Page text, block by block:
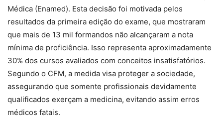
Médica (Enamed). Esta decisão foi motivada pelos
resultados da primeira edição do exame, que mostraram
que mais de 13 mil formandos não alcançaram a nota
mínima de proficiência. Isso representa aproximadamente
30% dos cursos avaliados com conceitos insatisfatórios.
Segundo o CFM, a medida visa proteger a sociedade,
assegurando que somente profissionais devidamente
qualificados exerçam a medicina, evitando assim erros
médicos fatais.